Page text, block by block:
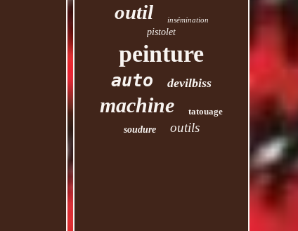
outil insémination
pistolet
peinture
auto devilbiss
machine
tatouage
soudure
outils